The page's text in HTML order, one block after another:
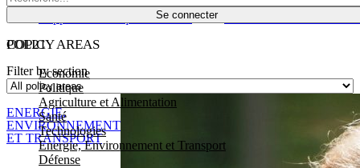
Se connecter
POLICY AREAS
Economie
Politique
Agriculture et Alimentation
Santé
Technologies
Energie, Environnement et Transport
Défense
Économie
COP21
Filter by section
ENERGIE,
ENVIRONNEMENT
ET TRANSPORT